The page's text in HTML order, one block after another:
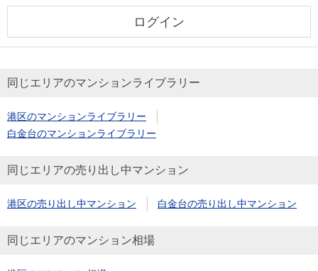
ログイン
同じエリアのマンションライブラリー
港区のマンションライブラリー
白金台のマンションライブラリー
同じエリアの売り出し中マンション
港区の売り出し中マンション 白金台の売り出し中マンション
同じエリアのマンション相場